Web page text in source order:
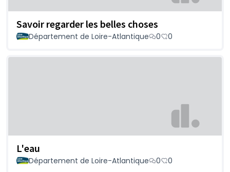
Savoir regarder les belles choses
Département de Loire-Atlantique 0 0
L'eau
Département de Loire-Atlantique 0 0